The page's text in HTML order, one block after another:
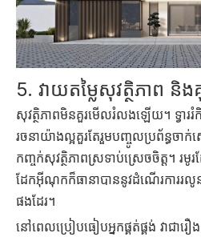
5. វាយតម្លៃសុវត្ថិភាព និ
សុវត្ថិភាពមិនគួរមើលរំលងឡើយ។ ទ្វ
រចនាយ៉ាងល្អគួរតែរួមបញ្ចូលប្រព័ន្ធ
កញ្ចក់សុវត្ថិភាពស្រទាប់ស្រេចចិត្ត។ រ
ដែកអ៊ីណុកក៏ធានាបាននូវដំណើរការរលូ
ផងដែរ។
នៅពេលប្រៀបធៀបអ្នកផ្គត់ផ្គង់ វាជា